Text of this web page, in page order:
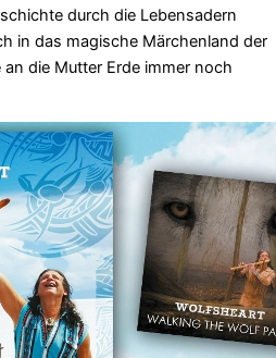
durch die Lebensadern
in das magische Märchenland der
die Mutter Erde immer noch